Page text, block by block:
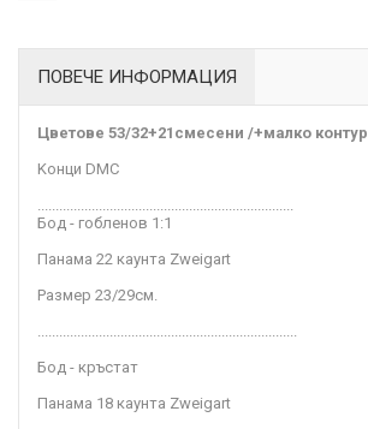
ПОВЕЧЕ ИНФОРМАЦИЯ
Цветове 53/32+21смесени /+малко контур
Kонци DMC
.......................................................................
Бод - гобленов 1:1
Панама 22 каунта Zweigart
Размер 23/29см.
........................................................................
Бод - кръстат
Панама 18 каунта Zweigart